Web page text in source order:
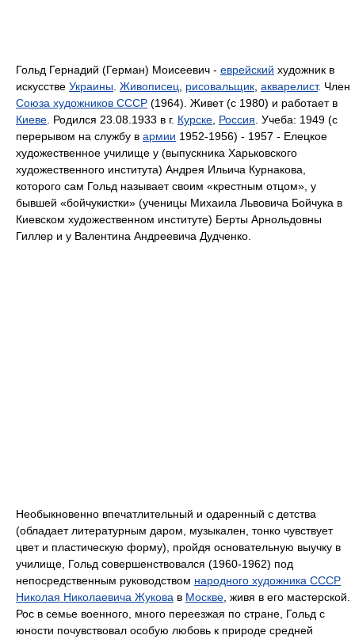
Гольд Гернадий (Герман) Моисеевич - еврейский художник в
искусстве Украины Живописец рисовальщик акварелист. Член
Союза художников СССР (1964). Живет (с 1980) и работает в
Киеве . Родился 23.08.1933 в г. Курске Россия . Учеба: 1949 (с
перерывом на службу в армии 1952-1956) - 1957 - Елецкое
художественное училище у (выпускника Харьковского
художественного института) Андрея Ильича Курнакова,
которого сам Гольд называет своим «крестным отцом», у
бывшей «бойчукистки» (ученицы Михаила Львовича Бойчука в
Киевском художественном институте) Берты Арнольдовны
Гиллер и у Валентина Андреевича Дудченко.
Необыкновенно впечатлительный и одаренный с детства
(обладает литературным даром, музыкален, тонко чувствует
цвет и пластическую форму), пройдя основательную выучку в
училище, Гольд совершенствовался (1960-1962) под
непосредственным руководством народного художника СССР
Николая Николаевича Жукова в Москве , живя в его мастерской.
Рос в семье военного, много переезжая по стране, Гольд с
юности почувствовал особую любовь к природе средней